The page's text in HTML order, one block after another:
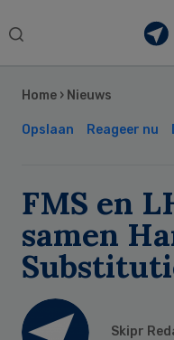
Search
Home › Nieuws
Opslaan Reageer nu
FMS en
samen
Skipr
Sidebar